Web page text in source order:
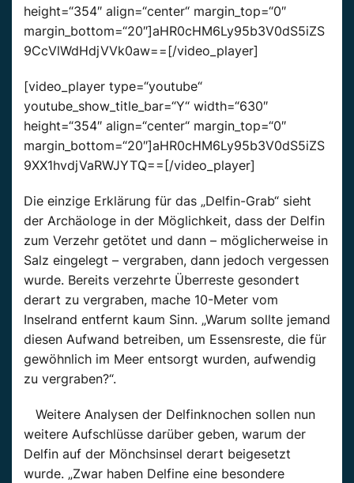
height=“354″ align=“center“ margin_top=“0″
margin_bottom=“20″]aHR0cHM6Ly95b3V0dS5iZS
9CcVlWdHdjVVk0aw==[/video_player]
[video_player type=“youtube“
youtube_show_title_bar=“Y“ width=“630″
height=“354″ align=“center“ margin_top=“0″
margin_bottom=“20″]aHR0cHM6Ly95b3V0dS5iZS
9XX1hvdjVaRWJYTQ==[/video_player]
Die einzige Erklärung für das „Delfin-Grab“ sieht
der Archäologe in der Möglichkeit, dass der Delfin
zum Verzehr getötet und dann – möglicherweise in
Salz eingelegt – vergraben, dann jedoch vergessen
wurde. Bereits verzehrte Überreste gesondert
derart zu vergraben, mache 10-Meter vom
Inselrand entfernt kaum Sinn. „Warum sollte jemand
diesen Aufwand betreiben, um Essensreste, die für
gewöhnlich im Meer entsorgt wurden, aufwendig
zu vergraben?“.
Weitere Analysen der Delfinknochen sollen nun
weitere Aufschlüsse darüber geben, warum der
Delfin auf der Mönchsinsel derart beigesetzt
wurde. „Zwar haben Delfine eine besondere